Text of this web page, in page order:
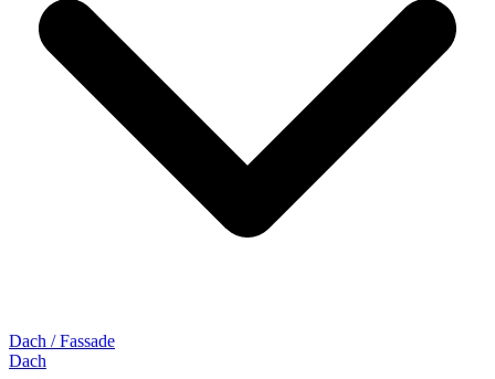
Dach / Fassade
Dach